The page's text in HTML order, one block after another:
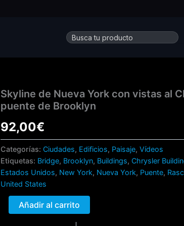
Buscar
Skyline de Nueva York con vistas al
puente de Brooklyn
92,00€
Categorías:Ciudades, Edificios, Paisaje,Vídeos
Etiquetas: Bridge, Brooklyn, Buildings,Chrysler
Estados Unidos, New York, Nueva York, Puente,
United States
Skyline
de
Nueva
York
con
vistas
al
Chrysler
Building
y
Brooklyn
Añadir al carrito